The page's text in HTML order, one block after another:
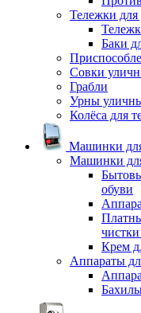
Тележки для
Баки
Совки
Грабли
Урны
Колёса для
Машинки
Машинки
обуви
Крем
Аппараты